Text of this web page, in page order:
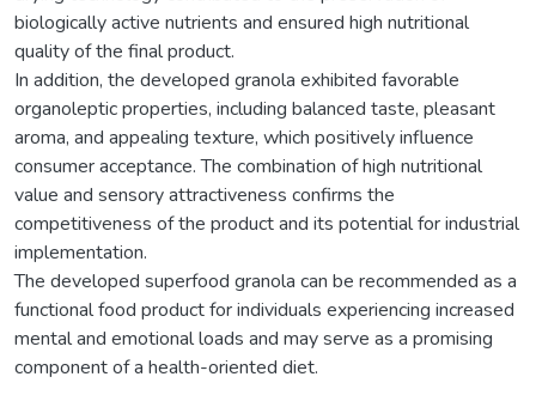
biologically active nutrients and ensured high nutritional
quality of the final product.
In addition, the developed granola exhibited favorable
organoleptic properties, including balanced taste, pleasant
aroma, and appealing texture, which positively influence
consumer acceptance. The combination of high nutritional
value and sensory attractiveness confirms the
competitiveness of the product and its potential for industrial
implementation.
The developed superfood granola can be recommended as a
functional food product for individuals experiencing increased
mental and emotional loads and may serve as a promising
component of a health-oriented diet.